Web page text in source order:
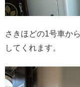
さきほどの1号車か
してくれます。